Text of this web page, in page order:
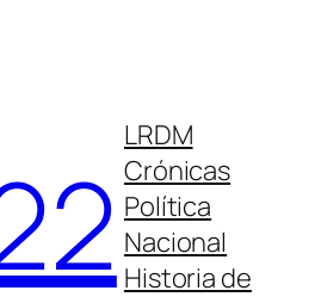
LRDM
Crónicas
Política
Nacional
Historia de